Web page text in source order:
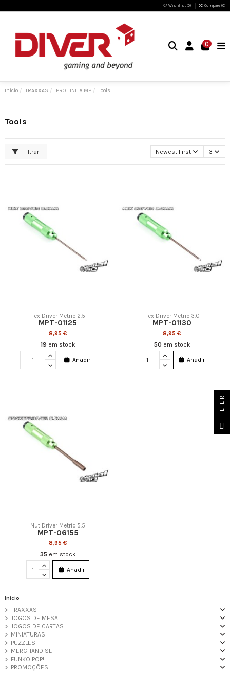
Wishlist (0) Compare (0)
0
Inicio TRAXXAS PRO LINE e MP Tools
Tools
Filtrar Newest First 3
Hex Driver Metric 2.5
MPT-01125
8,95 €
19 em stock
Añadir
Hex Driver Metric 3.0
MPT-01130
8,95 €
50 em stock
Añadir
Nut Driver Metric 5.5
MPT-06155
8,95 €
35 em stock
Añadir
Inicio
TRAXXAS
JOGOS DE MESA
JOGOS DE CARTAS
MINIATURAS
PUZZLES
MERCHANDISE
FUNKO POP!
PROMOÇÕES
FILTER